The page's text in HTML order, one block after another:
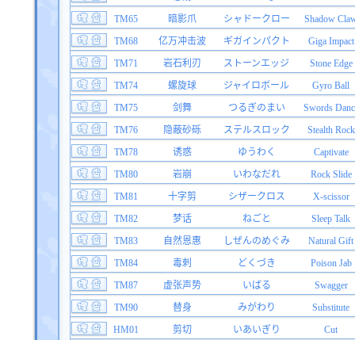
TM65
暗影爪 シャドークロー
Shadow
TM68
亿万冲击波 ギガインパクト
Giga Impact
TM71
岩石利刃 ストーンエッジ
Stone Edge
TM74
螺旋球 ジャイロボール
Gyro Ball
TM75
剑舞 つるぎのまい
Swords
TM76
隐蔽砂砾 ステルスロック
Stealth Rock
TM78
诱惑 ゆうわく
Captivate
TM80
岩崩 いわなだれ
Rock Slide
TM81
十字剪 シザークロス
X-scissor
TM82
梦话 ねごと
Sleep Talk
TM83
自然恩惠 しぜんのめぐみ
Natural Gift
TM84
毒刺 どくづき
Poison Jab
TM87
虚张声势 いばる
Swagger
TM90
替身 みがわり
Substitute
HM01
剪切 いあいぎり
Cut